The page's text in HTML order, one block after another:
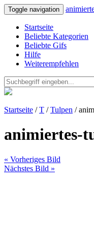
Toggle navigation
Startseite
Beliebte Kategorien
Beliebte Gifs
Hilfe
Weiterempfehlen
Startseite /T /Tulpen /
animiertes-
« Vorheriges Bild
Nächstes Bild »